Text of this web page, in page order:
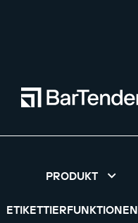
PRODUKT
ETIKETTIERFUNKTIONEN